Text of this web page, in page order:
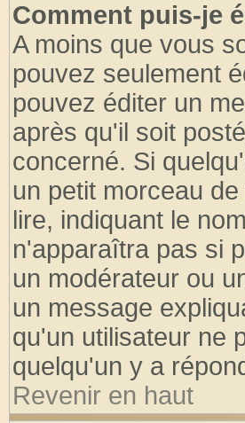
Comment puis-je
A moins que vous
pouvez seulement
pouvez éditer un
après qu'il soit
concerné. Si
un petit morceau
lire, indiquant le
n'apparaîtra pas si
un modérateur ou
un message
qu'un utilisateur ne
quelqu'un y a
Revenir en haut